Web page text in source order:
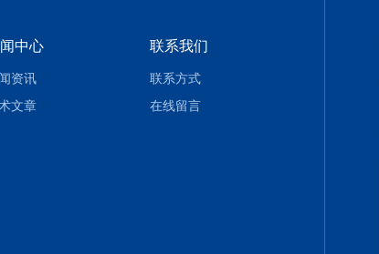
中心
资讯
文章
联系我们
联系方式
在线留言